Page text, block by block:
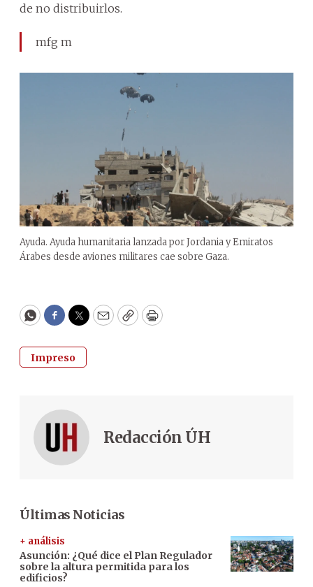
de no distribuirlos.
mfg m
Ayuda. Ayuda humanitaria lanzada por Jordania y Emiratos
Árabes desde aviones militares cae sobre Gaza.
WhatsApp
Facebook
Twitter
EmailCopyPrint
Impreso
Redacción ÚH
Últimas Noticias
+ análisis
Asunción: ¿Qué dice el Plan Regulador
sobre la altura permitida para los
edificios?